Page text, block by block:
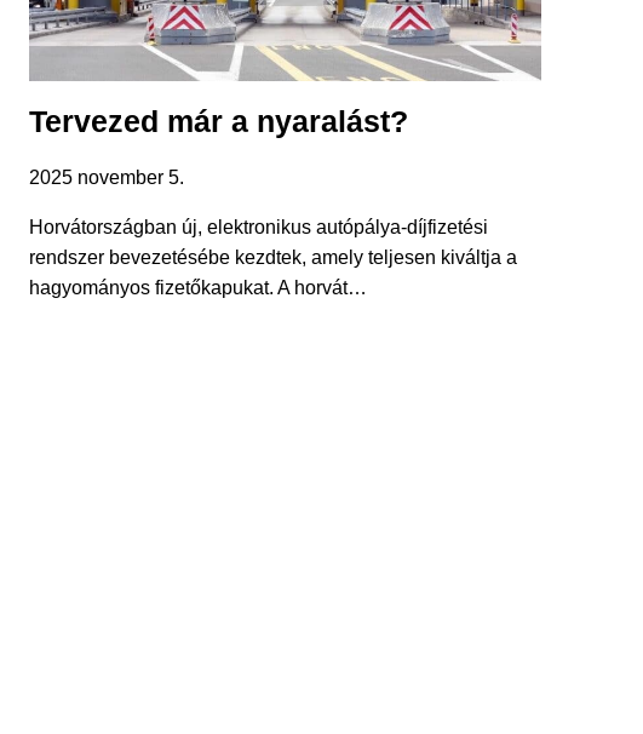
Tervezed már a nyaralást?
2025 november 5.
Horvátországban új, elektronikus autópálya-díjfizetési
rendszer bevezetésébe kezdtek, amely teljesen kiváltja a
hagyományos fizetőkapukat. A horvát…